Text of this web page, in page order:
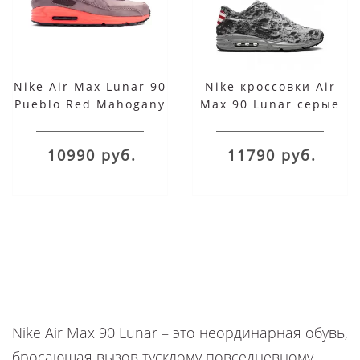
Nike Air Max Lunar 90
Pueblo Red Mahogany
10990 руб.
Nike кроссовки Air
Max 90 Lunar серые
11790 руб.
Nike Air Max 90 Lunar – это неординарная обувь,